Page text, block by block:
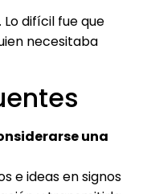
difícil fue que
necesitaba
una
e ideas en signos